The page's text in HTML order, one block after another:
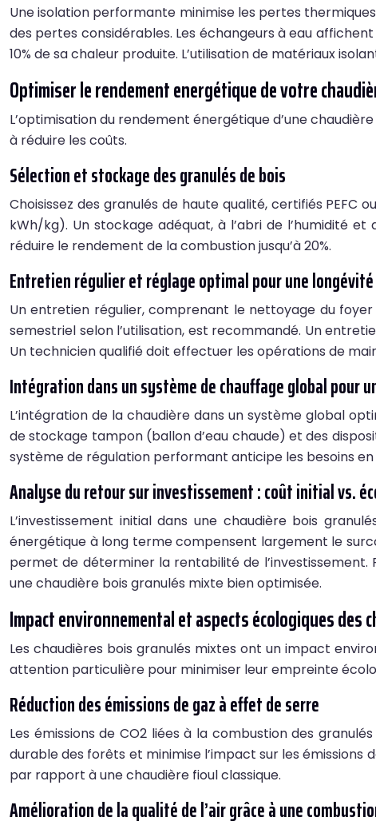
Une isolation performante minimise les pertes
des pertes considérables. Les échangeurs à eau
10% de sa chaleur produite. L’utilisation de matériaux
Optimiser le rendement energétique de votre
L’optimisation du rendement énergétique d’une
à réduire les coûts.
Sélection et stockage des granulés de bois
Choisissez des granulés de haute qualité, certifiés
kWh/kg). Un stockage adéquat, à l’abri de l’humidité
réduire le rendement de la combustion jusqu’à 20%.
Entretien régulier et réglage optimal pour une
Un entretien régulier, comprenant le nettoyage du
semestriel selon l’utilisation, est recommandé. Un
Un technicien qualifié doit effectuer les opérations de
Intégration dans un système de chauffage global pour
L’intégration de la chaudière dans un système global
de stockage tampon (ballon d’eau chaude) et des
système de régulation performant anticipe les besoins
Analyse du retour sur investissement : coût initial vs.
L’investissement initial dans une chaudière bois
énergétique à long terme compensent largement le
permet de déterminer la rentabilité de
une chaudière bois granulés mixte bien optimisée.
Impact environnemental et aspects écologiques des
Les chaudières bois granulés mixtes ont un impact
attention particulière pour minimiser leur empreinte
Réduction des émissions de gaz à effet de serre
Les émissions de CO2 liées à la combustion des
durable des forêts et minimise l’impact sur les émissions
par rapport à une chaudière fioul classique.
Amélioration de la qualité de l’air grâce à une